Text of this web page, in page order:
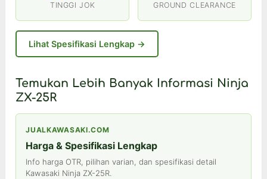
TINGGI JOK GROUND CLEARANCE
Lihat Spesifikasi Lengkap →
Temukan Lebih Banyak Informasi Ninja
ZX-25R
JUALKAWASAKI.COM
Harga & Spesifikasi Lengkap
Info harga OTR, pilihan varian, dan spesifikasi detail
Kawasaki Ninja ZX-25R.